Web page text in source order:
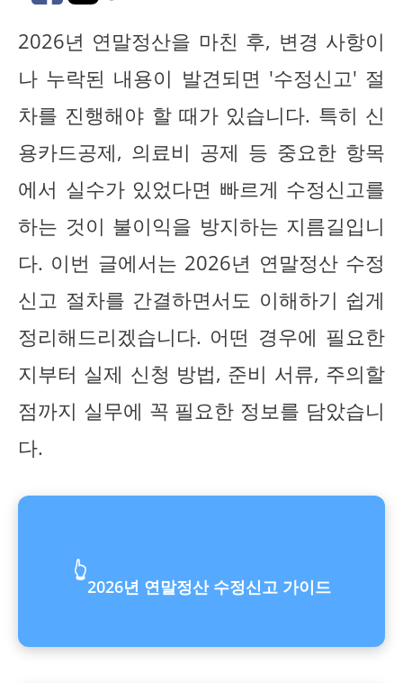
2026년 연말정산을 마친 후, 변경 사항이
나 누락된 내용이 발견되면 '수정신고' 절
차를 진행해야 할 때가 있습니다. 특히 신
용카드공제, 의료비 공제 등 중요한 항목
에서 실수가 있었다면 빠르게 수정신고를
하는 것이 불이익을 방지하는 지름길입니
다. 이번 글에서는 2026년 연말정산 수정
신고 절차를 간결하면서도 이해하기 쉽게
정리해드리겠습니다. 어떤 경우에 필요한
지부터 실제 신청 방법, 준비 서류, 주의할
점까지 실무에 꼭 필요한 정보를 담았습니
다.
👆
2026년 연말정산 수정신고 가이드